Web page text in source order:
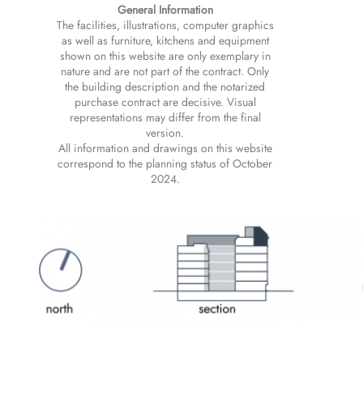
General Information
The facilities, illustrations, computer graphics
as well as furniture, kitchens and equipment
shown on this website are only exemplary in
nature and are not part of the contract. Only
the building description and the notarized
purchase contract are decisive. Visual
representations may differ from the final
version.
All information and drawings on this website
correspond to the planning status of October
2024.